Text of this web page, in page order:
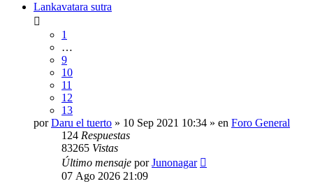
Lankavatara sutra
1
…
9
10
11
12
13
porDaru el tuerto » 10 Sep 2021 10:34 » en Foro General
124 Respuestas
83265 Vistas
Último mensaje porJunonagar
07 Ago 2026 21:09